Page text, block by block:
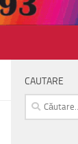
CAUTARE
Caută
după: